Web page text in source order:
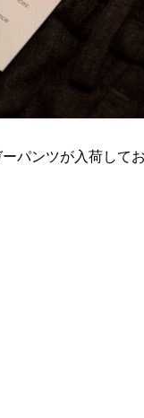
パンツが入荷してお